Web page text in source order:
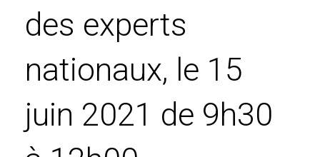
des experts
nationaux, le 15
juin 2021 de 9h30